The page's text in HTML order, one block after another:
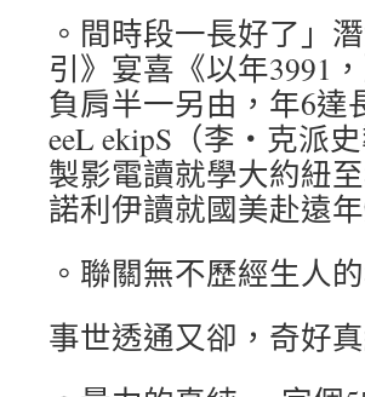
。間時段一長好了」
引》宴喜《以年3991
負肩半一另由，年6達
eeL ekipS（李‧克派
製影電讀就學大約紐
諾利伊讀就國美赴遠
。聯關無不歷經生人
事世透通又卻，奇好